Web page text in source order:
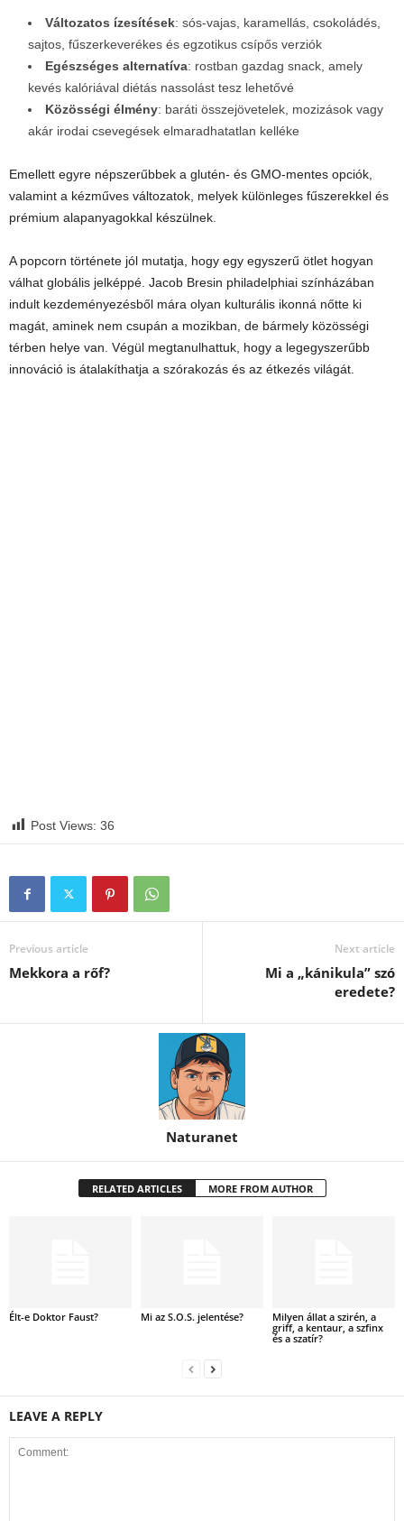
Változatos ízesítések: sós-vajas, karamellás, csokoládés,
sajtos, fűszerkeverékes és egzotikus csípős verziók
Egészséges alternatíva: rostban gazdag snack, amely
kevés kalóriával diétás nassolást tesz lehetővé
Közösségi élmény: baráti összejövetelek, mozizások vagy
akár irodai csevegések elmaradhatatlan kelléke
Emellett egyre népszerűbbek a glutén- és GMO-mentes opciók,
valamint a kézműves változatok, melyek különleges fűszerekkel és
prémium alapanyagokkal készülnek.
A popcorn története jól mutatja, hogy egy egyszerű ötlet hogyan
válhat globális jelképpé. Jacob Bresin philadelphiai színházában
indult kezdeményezésből mára olyan kulturális ikonná nőtte ki
magát, aminek nem csupán a mozikban, de bármely közösségi
térben helye van. Végül megtanulhattuk, hogy a legegyszerűbb
innováció is átalakíthatja a szórakozás és az étkezés világát.
Post Views: 36
Previous article
Mekkora a rőf?
Next article
Mi a „kánikula” szó
eredete?
Naturanet
RELATED ARTICLES MORE FROM AUTHOR
Élt-e Doktor Faust? Mi az S.O.S. jelentése?
Milyen állat a szirén, a
griff, a kentaur, a szfinx
és a szatír?
LEAVE A REPLY